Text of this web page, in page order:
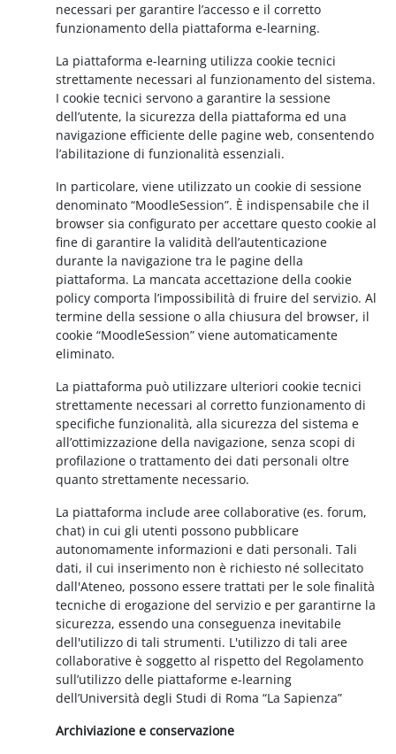
necessari per garantire l’accesso e il corretto
funzionamento della piattaforma e-learning.
La piattaforma e-learning utilizza cookie tecnici
strettamente necessari al funzionamento del sistema.
I cookie tecnici servono a garantire la sessione
dell’utente, la sicurezza della piattaforma ed una
navigazione efficiente delle pagine web, consentendo
l’abilitazione di funzionalità essenziali.
In particolare, viene utilizzato un cookie di sessione
denominato “MoodleSession”. È indispensabile che il
browser sia configurato per accettare questo cookie al
fine di garantire la validità dell’autenticazione
durante la navigazione tra le pagine della
piattaforma. La mancata accettazione della cookie
policy comporta l’impossibilità di fruire del servizio. Al
termine della sessione o alla chiusura del browser, il
cookie “MoodleSession” viene automaticamente
eliminato.
La piattaforma può utilizzare ulteriori cookie tecnici
strettamente necessari al corretto funzionamento di
specifiche funzionalità, alla sicurezza del sistema e
all’ottimizzazione della navigazione, senza scopi di
profilazione o trattamento dei dati personali oltre
quanto strettamente necessario.
La piattaforma include aree collaborative (es. forum,
chat) in cui gli utenti possono pubblicare
autonomamente informazioni e dati personali. Tali
dati, il cui inserimento non è richiesto né sollecitato
dall'Ateneo, possono essere trattati per le sole finalità
tecniche di erogazione del servizio e per garantirne la
sicurezza, essendo una conseguenza inevitabile
dell'utilizzo di tali strumenti. L'utilizzo di tali aree
collaborative è soggetto al rispetto del Regolamento
sull’utilizzo delle piattaforme e-learning
dell’Università degli Studi di Roma “La Sapienza”
Archiviazione e conservazione